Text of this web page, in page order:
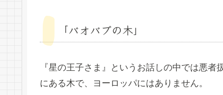
「バオバブの木」
『星の王子さま』というお話しの中では悪
にある木で、ヨーロッパにはありません。